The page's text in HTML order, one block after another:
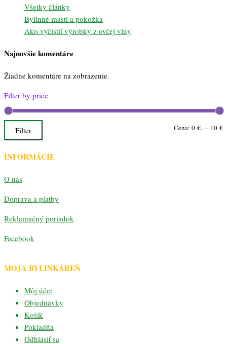
Všetky články
Bylinné masti a pokožka
Ako vyčistiť výrobky z ovčej vlny
Najnovšie komentáre
Žiadne komentáre na zobrazenie.
Filter by price
Filter Cena: 0 €— 10 €
INFORMÁCIE
O nás
Doprava a platby
Reklamačný poriadok
Facebook
MOJA BYLINKÁREŇ
Môj účet
Objednávky
Košík
Pokladňa
Odhlásiť sa